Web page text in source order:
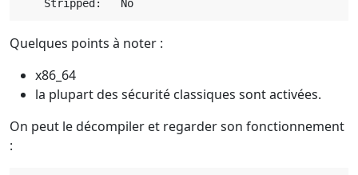
Quelques points à noter :
x86_64
la plupart des sécurité classiques sont activées.
On peut le décompiler et regarder son fonctionnement
: